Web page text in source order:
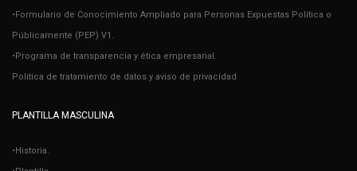
•Formulario de Conocimiento Ampliado para Personas Expuestas Política o
Públicamente (PEP) V1.
•Programa de transparencia y ética empresarial.
Politica de tratamiento de datos y aviso de privacidad
PLANTILLA MASCULINA
•Historia.